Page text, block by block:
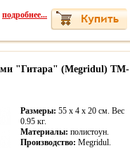
подробнее...
"Гитара" (Megridul) TM-
Размеры: 55 x 4 x 20 см. Вес
0.95 кг.
Материалы: полистоун.
Производство: Megridul.